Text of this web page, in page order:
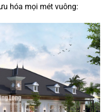
hóa mọi mét vuông: